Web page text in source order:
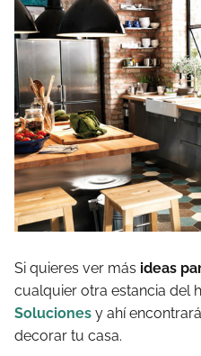
Si quieres ver más ideas
cualquier otra estancia del
Soluciones y ahí
decorar tu casa.